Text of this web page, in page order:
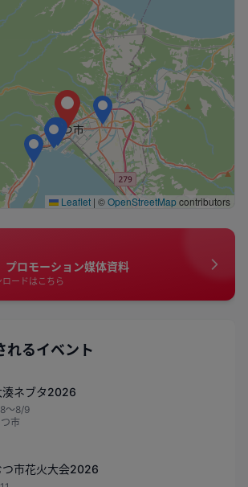
Leaflet | ©OpenStreetMapcontributors
プロモーション媒体資料
ードはこちら
れるイベント
湊ネブタ2026
〜8/9
市
つ市花火大会2026